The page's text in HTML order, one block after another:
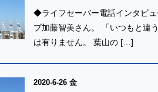
◆ライフセーバー電話インタビ
ブ加藤智美さん。 「いつもと違
は有りません。 葉山の […]
2020-6-26 金